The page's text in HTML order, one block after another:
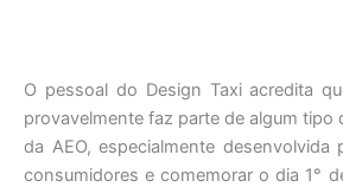
O pessoal do Design Taxi acredita
provavelmente faz parte de algum tipo
da AEO, especialmente
consumidores e comemorar o dia 1°